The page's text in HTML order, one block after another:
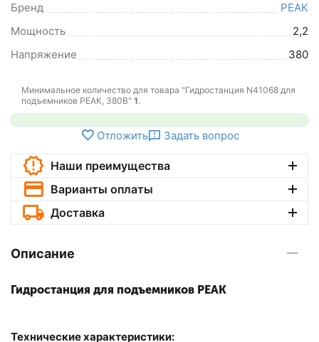
Бренд
PEAK
Мощность
2,2
Напряжение
380
Минимальное количество для товара "Гидростанция N41068 для
подъемников PEAK, 380В" 1.
Отложить Задать вопрос
Наши преимущества
Варианты оплаты
Доставка
Описание
Гидростанция для подъемников PEAK
Технические характеристики: